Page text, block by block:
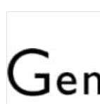
Skip
primary
navigation
Skip
content
Skip
primary
sidebar
Skip
footer